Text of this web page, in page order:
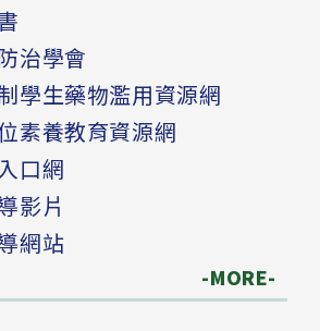
治學會
學生藥物濫用資源網
素養教育資源網
口網
影片
網站
-MORE-